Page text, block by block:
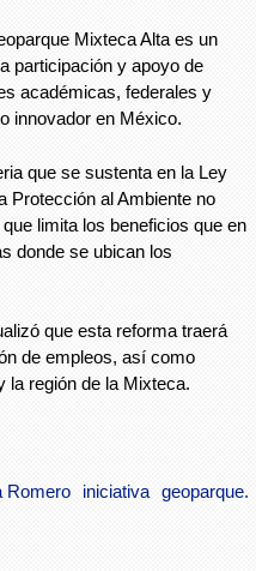
Mixteca Alta es un
participación y apoyo de
académicas, federales y
innovador en México.
que se sustenta en la Ley
Protección al Ambiente no
limita los beneficios que en
donde se ubican los
que esta reforma traerá
de empleos, así como
la región de la Mixteca.
Romero iniciativa geoparque.